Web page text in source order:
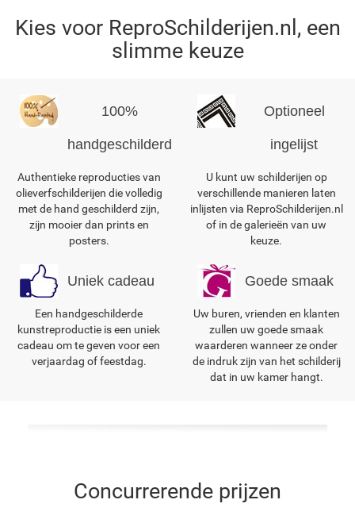
Kies voor ReproSchilderijen.nl, een
slimme keuze
100%
handgeschilderd
Authentieke reproducties van
olieverfschilderijen die volledig
met de hand geschilderd zijn,
zijn mooier dan prints en
posters.
Optioneel
ingelijst
U kunt uw schilderijen op
verschillende manieren laten
inlijsten via ReproSchilderijen.nl
of in de galerieën van uw
keuze.
Uniek cadeau
Een handgeschilderde
kunstreproductie is een uniek
cadeau om te geven voor een
verjaardag of feestdag.
Goede smaak
Uw buren, vrienden en klanten
zullen uw goede smaak
waarderen wanneer ze onder
de indruk zijn van het schilderij
dat in uw kamer hangt.
Concurrerende prijzen